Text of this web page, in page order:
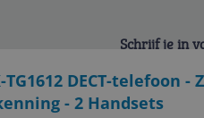
DECT-telefoon -
- 2 Handsets
Schrijf je in